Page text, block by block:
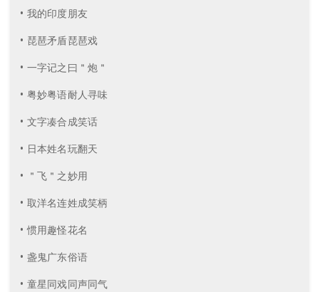
• 我的印度朋友
• 琵琶矛盾琵琶戏
• 一字记之曰＂炮＂
• 粤妙粤语耐人寻味
• 文字凑合成笑话
• 日本姓名玩翻天
• ＂飞＂之妙用
• 取洋名连姓成笑柄
• 惯用趣怪花名
• 盏鬼广东俗语
• 童星同戏同声同气